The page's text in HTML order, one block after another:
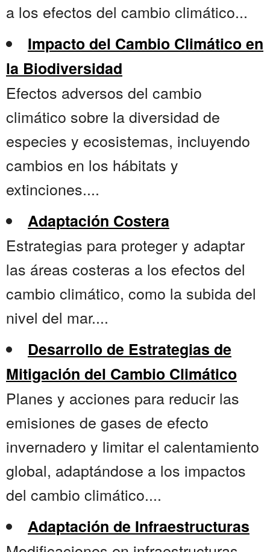
a los efectos del cambio climático...
Impacto del Cambio Climático en
la Biodiversidad
Efectos adversos del cambio
climático sobre la diversidad de
especies y ecosistemas, incluyendo
cambios en los hábitats y
extinciones....
Adaptación Costera
Estrategias para proteger y adaptar
las áreas costeras a los efectos del
cambio climático, como la subida del
nivel del mar....
Desarrollo de Estrategias de
Mitigación del Cambio Climático
Planes y acciones para reducir las
emisiones de gases de efecto
invernadero y limitar el calentamiento
global, adaptándose a los impactos
del cambio climático....
Adaptación de Infraestructuras